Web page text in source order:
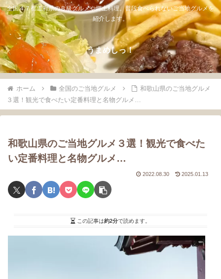
全国４７都道府県のＢ級グルメや郷土料理。普段食べられないご当地グルメを
紹介します。
うまめしっ！
ホーム 全国のご当地グルメ
和歌山県のご当地グルメ
３選！観光で食べたい定番料理と名物グルメ…
和歌山県のご当地グルメ３選！観光で食べた
い定番料理と名物グルメ…
2022.08.30 2025.01.13
この記事は約2分で読めます。